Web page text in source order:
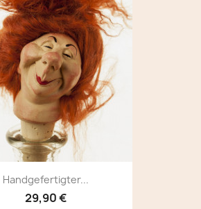
Handgefertigter...
29,90 €